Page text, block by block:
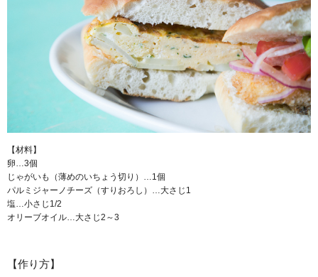
【材料】
卵…3個
じゃがいも（薄めのいちょう切り）…1個
パルミジャーノチーズ（すりおろし）…大さじ1
塩…小さじ1/2
オリーブオイル…大さじ2～3
【作り方】